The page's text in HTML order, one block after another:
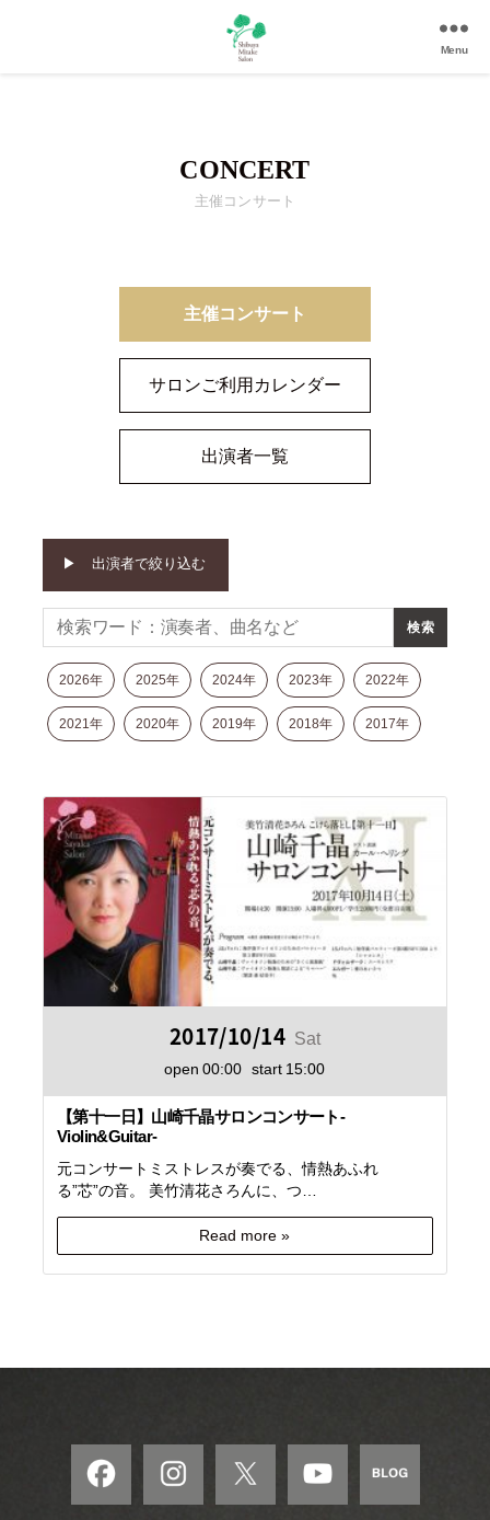
サ
ロ
谷
駅
徒
歩
3
分
の
和
風
音
楽
サ
ロ
ン
Menu
CONCERT
主催コンサート
主催コンサート
サロンご利用カレンダー
出演者一覧
出演者で絞り込む
2026年 2025年 2024年 2023年 2022年
2021年 2020年 2019年 2018年 2017年
2017/10/14 Sat
open 00:00 start 15:00
【第十一日】山崎千晶サロンコンサート-
Violin&Guitar-
元コンサートミストレスが奏でる、情熱あふれ
る”芯”の音。 美竹清花さろんに、つ…
Read more »